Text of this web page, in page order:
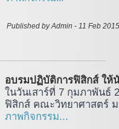
Published by Admin - 11 Feb
อบรมปฏิบัติการฟิสิกส์ ให้
ในวันเสาร์ที่ 7 กุมภาพันธ์
ฟิสิกส์ คณะวิทยาศาสตร์
ภาพกิจกรรม...